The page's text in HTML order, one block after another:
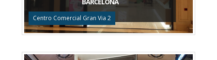
Centro Comercial Gran Via 2